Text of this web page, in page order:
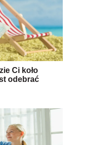
Ci koło
odebrać